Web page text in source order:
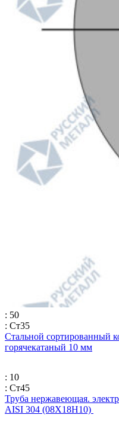
: 50
: Ст35
Стальной сортированный
горячекатаный 10 мм
: 10
: Ст45
Труба нержавеющая.
AISI 304 (08Х18Н10)